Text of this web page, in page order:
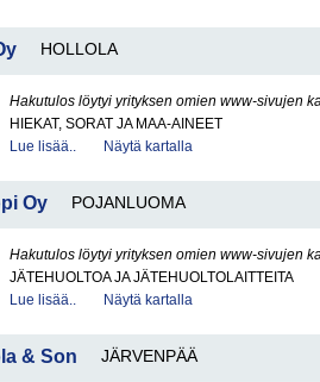
HOLLOLA
Hakutulos löytyi yrityksen omien www-sivujen
HIEKAT, SORAT JA MAA-AINEET
Lue lisää..
Näytä kartalla
Oy POJANLUOMA
Hakutulos löytyi yrityksen omien www-sivujen
JÄTEHUOLTOA JA JÄTEHUOLTOLAITTEITA
Lue lisää..
Näytä kartalla
& Son JÄRVENPÄÄ